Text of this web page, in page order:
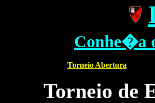
Conhe�a
Torneio Abertura
Torneio de